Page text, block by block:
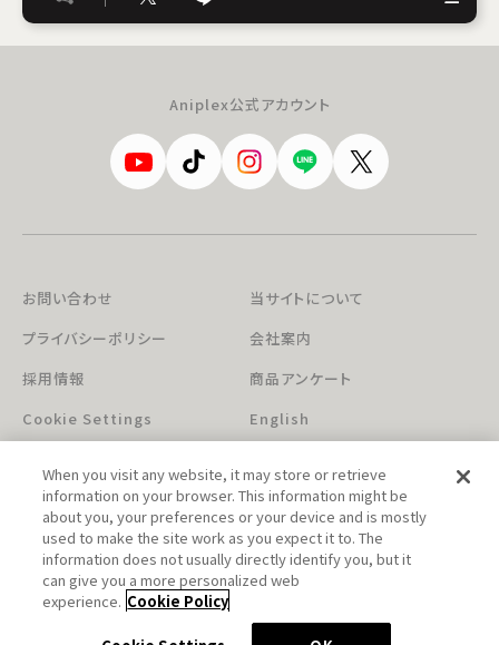
Aniplex公式アカウント
お問い合わせ
当サイトについて
プライバシーポリシー
会社案内
採用情報
商品アンケート
Cookie Settings
English
このホームページに掲載されている著作物の無断利用を禁じます。
When you visit any website, it may store or retrieve
information on your browser. This information might be
about you, your preferences or your device and is mostly
used to make the site work as you expect it to. The
information does not usually directly identify you, but it
can give you a more personalized web
experience. Cookie Policy